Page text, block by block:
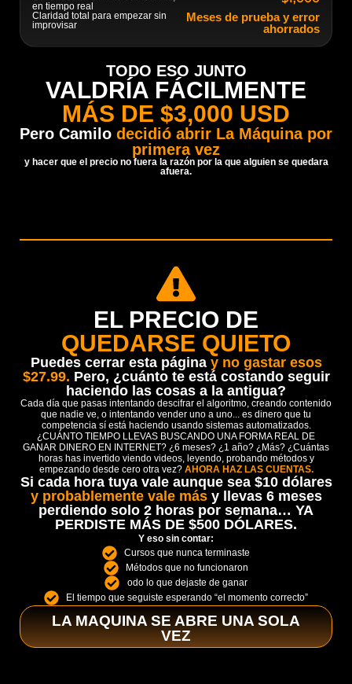
en tiempo real
Claridad total para empezar sin
improvisar
Meses de prueba y error
ahorrados
TODO ESO JUNTO
VALDRÍA FÁCILMENTE
MÁS DE $3,000 USD
Pero Camilo decidió abrir La Máquina por
primera vez
y hacer que el precio no fuera la razón por la que alguien se quedara
afuera.
EL PRECIO DE
QUEDARSE QUIETO
Puedes cerrar esta página y no gastar esos
$27.99. Pero, ¿cuánto te está costando seguir
haciendo las cosas a la antigua?
Cada día que pasas intentando descifrar el algoritmo, creando contenido
que nadie ve, o intentando vender uno a uno... es dinero que tu
competencia sí está haciendo usando sistemas automatizados.
¿CUÁNTO TIEMPO LLEVAS BUSCANDO UNA FORMA REAL DE
GANAR DINERO EN INTERNET? ¿6 meses? ¿1 año? ¿Más? ¿Cuántas
horas has invertido viendo videos, leyendo, probando métodos y
empezando desde cero otra vez? AHORA HAZ LAS CUENTAS.
Si cada hora tuya vale aunque sea $10 dólares
y probablemente vale más y llevas 6 meses
perdiendo solo 2 horas por semana… YA
PERDISTE MÁS DE $500 DÓLARES.
Y eso sin contar:
Cursos que nunca terminaste
Métodos que no funcionaron
odo lo que dejaste de ganar
El tiempo que seguiste esperando “el momento correcto”
LA MAQUINA SE ABRE UNA SOLA
VEZ